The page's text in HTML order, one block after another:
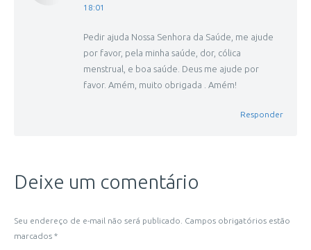
18:01
Pedir ajuda Nossa Senhora da Saúde, me ajude
por favor, pela minha saúde, dor, cólica
menstrual, e boa saúde. Deus me ajude por
favor. Amém, muito obrigada . Amém!
Responder
Deixe um comentário
Seu endereço de e-mail não será publicado. Campos obrigatórios estão
marcados *